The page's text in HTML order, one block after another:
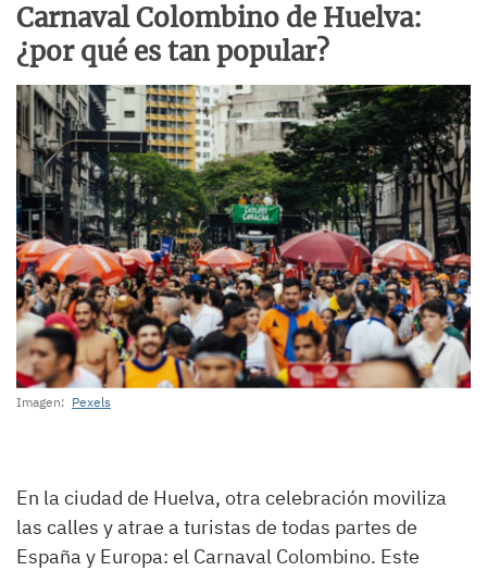
Carnaval Colombino de Huelva:
¿por qué es tan popular?
Imagen: Pexels
En la ciudad de Huelva, otra celebración moviliza
las calles y atrae a turistas de todas partes de
España y Europa: el Carnaval Colombino. Este